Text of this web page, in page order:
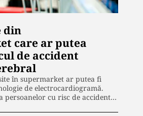
din
care ar putea
de accident
în supermarket ar putea fi
de electrocardiogramă.
persoanelor cu risc de accident…